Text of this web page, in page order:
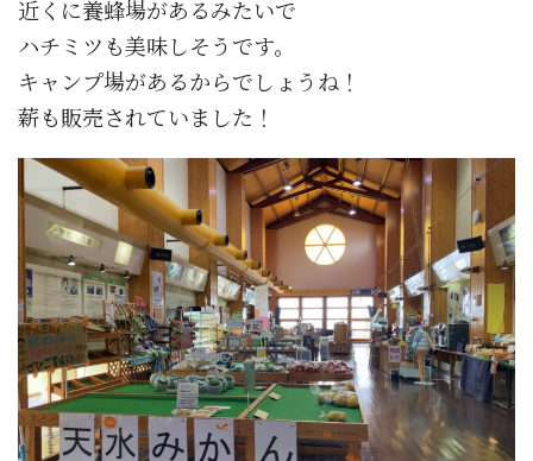
近くに養蜂場があるみたいで
ハチミツも美味しそうです。
キャンプ場があるからでしょうね！
薪も販売されていました！